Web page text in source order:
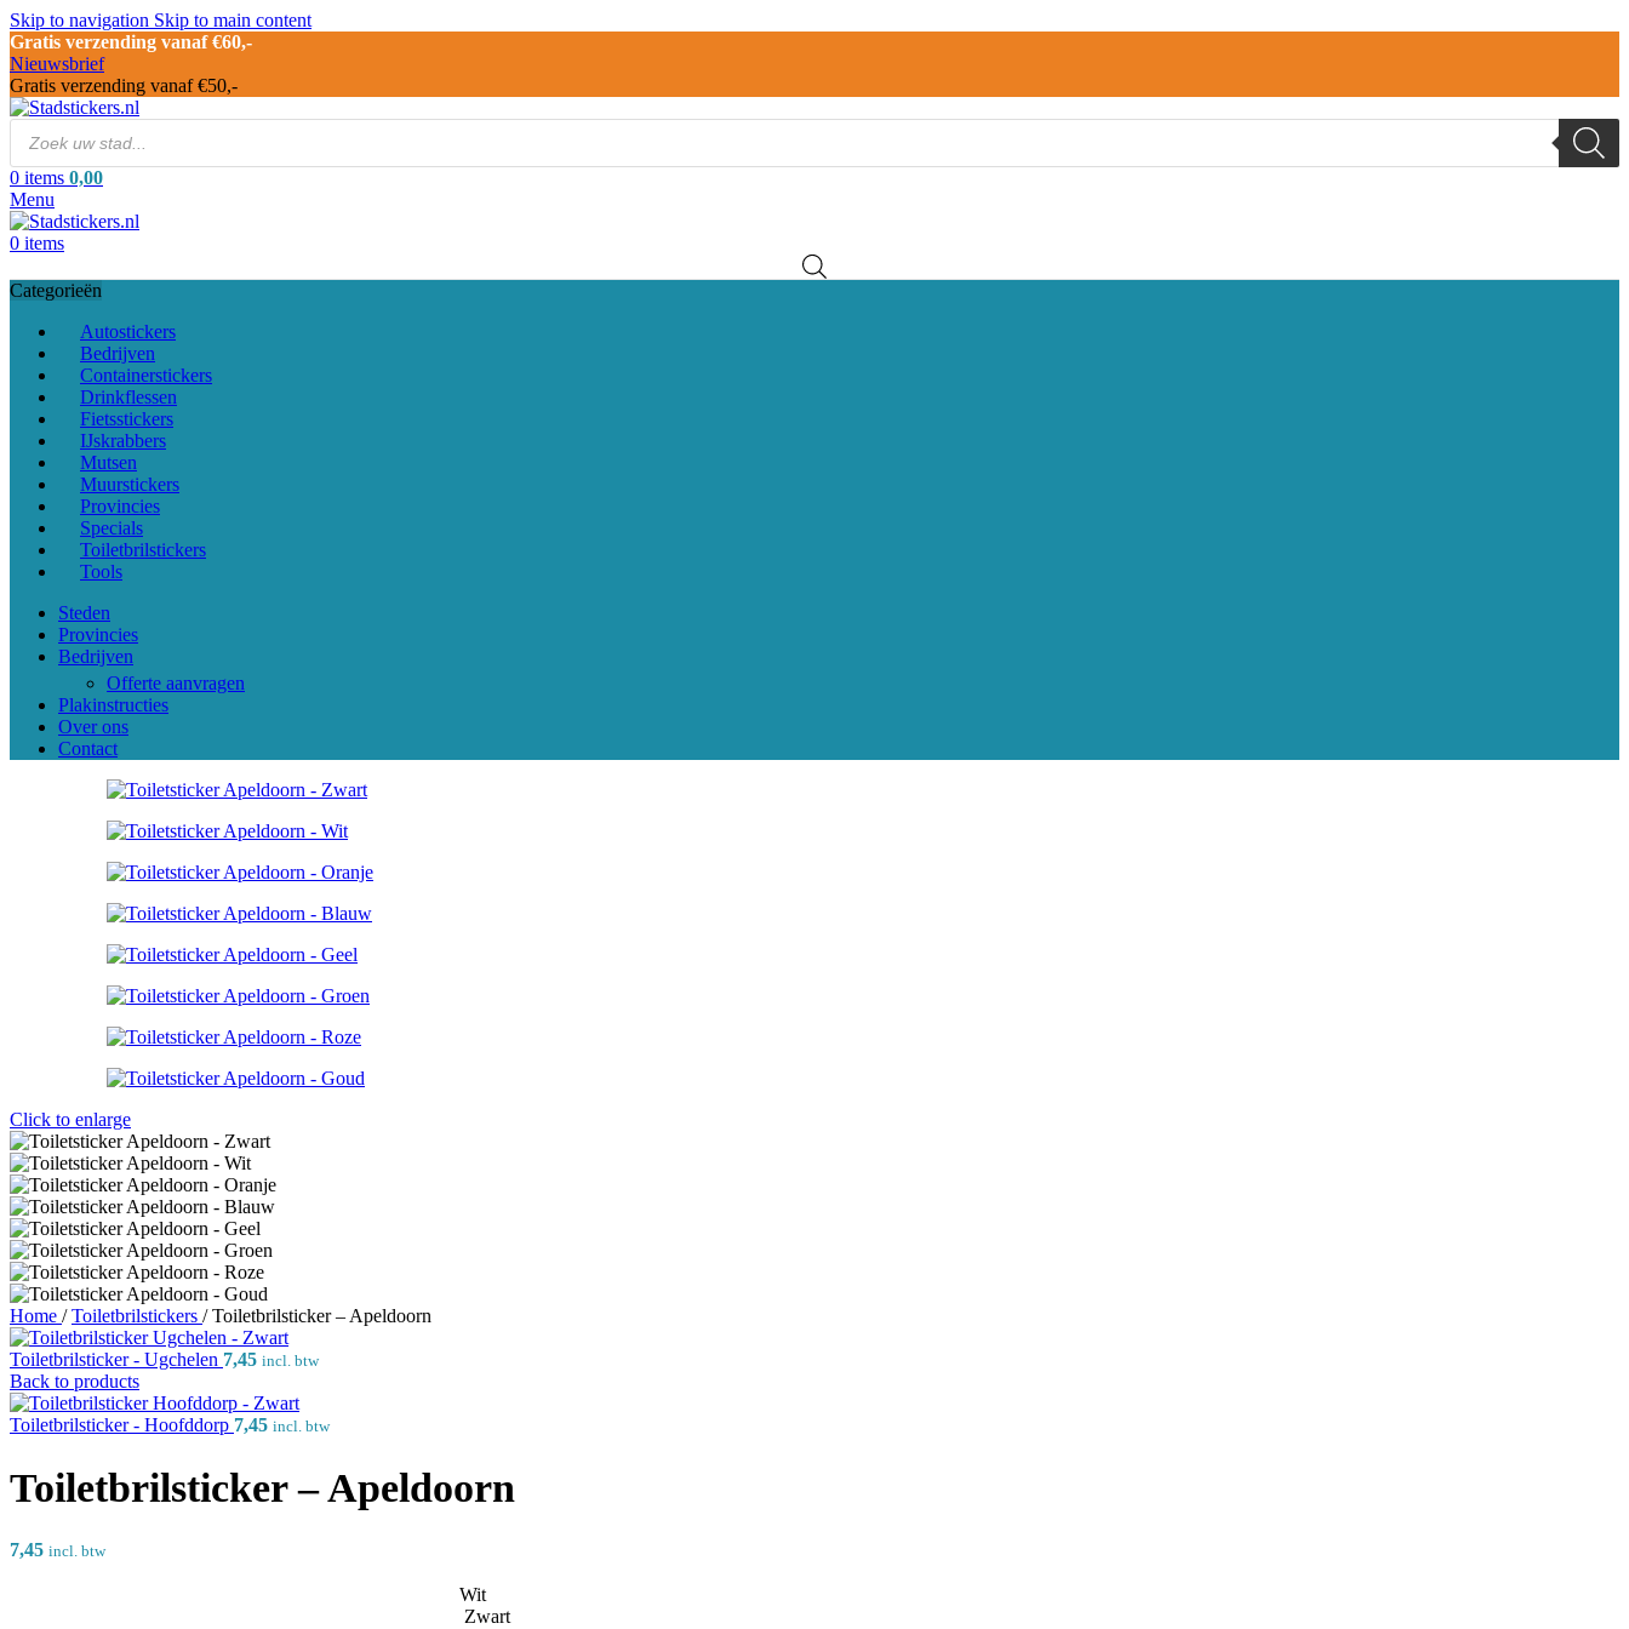
Skip to navigation Skip to main content
Gratis verzending vanaf €60,-
Nieuwsbrief
Gratis verzending vanaf €50,-
0 items 0,00
Menu
0 items
Categorieën
Autostickers
Bedrijven
Containerstickers
Drinkflessen
Fietsstickers
IJskrabbers
Mutsen
Muurstickers
Provincies
Specials
Toiletbrilstickers
Tools
Steden
Provincies
Bedrijven
Offerte aanvragen
Plakinstructies
Over ons
Contact
Click to enlarge
Home / Toiletbrilstickers / Toiletbrilsticker – Apeldoorn
Toiletbrilsticker - Ugchelen 7,45 incl. btw
Back to products
Toiletbrilsticker - Hoofddorp 7,45 incl. btw
Toiletbrilsticker – Apeldoorn
7,45 incl. btw
Wit
Zwart